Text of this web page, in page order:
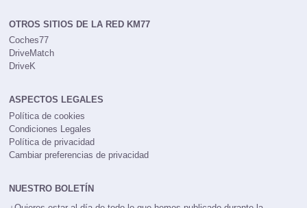
OTROS SITIOS DE LA RED KM77
Coches77
DriveMatch
DriveK
ASPECTOS LEGALES
Política de cookies
Condiciones Legales
Política de privacidad
Cambiar preferencias de privacidad
NUESTRO BOLETÍN